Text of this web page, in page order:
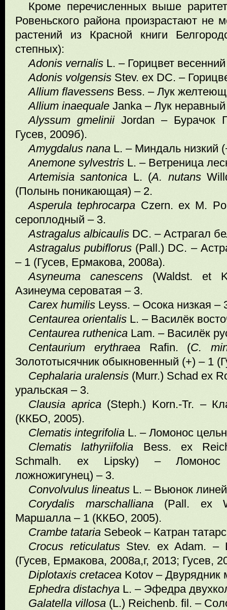
Кроме перечисленных выше
Ровеньского района произрастают не
растений из Красной книги
степных):
Adonis vernalis L. – Горицвет
Adonis volgensis Stev. ex DC. –
Allium flavessens Bess. – Лук
Allium inaequale Janka – Лук неравный
Alyssum gmeliniiJordan – Бурачок
Гусев, 2009б).
Amygdalus nana L. – Миндаль низкий
Anemone sylvestris L. – Ветреница
Artemisia santonica L. (A. nutans
(Полынь поникающая) – 2.
Asperula tephrocarpa Czern. ex M.
сероплодный – 3.
Astragalus albicaulis DC. – Астрагал
Astragalus pubiflorus (Pall.) DC. –
– 1 (Гусев, Ермакова, 2008а).
Asyneuma canescens (Waldst. et
Азинеума сероватая – 3.
Carex humilis Leyss. – Осока низкая –
Centaurea orientalis L. – Василёк
Centaurea ruthenica Lam. – Василёк
Centaurium
erythraea Rafin. (C.
Золототысячник обыкновенный (+) – 1
Cephalaria uralensis (Murr.) Schad ex
уральская – 3.
Clausia aprica (Steph.) Korn.-Tr. –
(ККБО, 2005).
Clematis integrifolia L. – Ломонос
Clematis lathyriifolia Bess. ex
Schmalh. ex Lipsky) – Ломонос
ложножигунец) – 3.
Convolvulus lineatus L. – Вьюнок
Corydalis marschalliana(Pall. ex
Маршалла – 1 (ККБО, 2005).
Crambe tataria Sebeok – Катран
Crocus reticulatus Stev. ex Adam. –
(Гусев, Ермакова, 2008а,г, 2013; Гусев,
Diplotaxis cretacea Kotov – Двурядник
Ephedra distachya L. – Эфедра
Galatella villosa (L.) Reichenb. fil. –